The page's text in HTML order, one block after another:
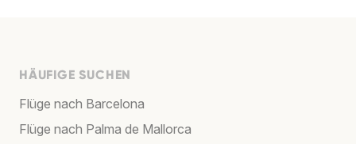
HÄUFIGE SUCHEN
Flüge nach Barcelona
Flüge nach Palma de Mallorca